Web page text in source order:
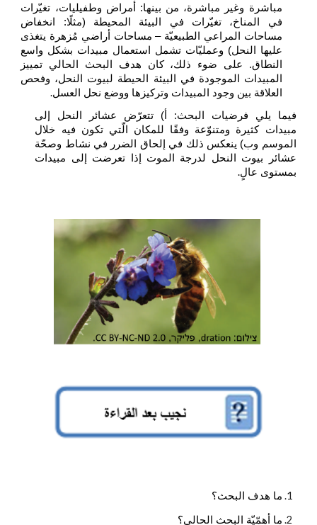
مباشرة وغير مباشرة، من بينها: أمراض وطفيليات، تغيّرات
في المناخ، تغيّرات في البيئة المحيطة (مثلًا: انخفاض
مساحات المراعي الطبيعيّة – مساحات أراضي مُزهرة يتغذى
عليها النحل) وعمليّات تشمل استعمال مبيدات بشكل واسع
النطاق. على ضوء ذلك، كان هدف البحث الحالي تمييز
المبيدات الموجودة في البيئة الحيطة لبيوت النحل، وفحص
العلاقة بين وجود المبيدات وتركيزها ووضع نحل العسل.
فيما يلي فرضيات البحث: أ) تتعرّض عشائر النحل إلى
مبيدات كثيرة ومتنوّعة وفقًا للمكان الّتي تكون فيه خلال
الموسم وب) ينعكس ذلك في إلحاق الضرر في نشاط وصحّة
عشائر بيوت النحل لدرجة الموت إذا تعرضت إلى مبيدات
بمستوى عالٍ.
ما هدف البحث؟
ما أهمّيّة البحث الحالي؟